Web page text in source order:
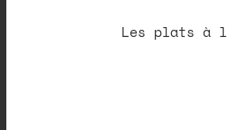
Les plats à